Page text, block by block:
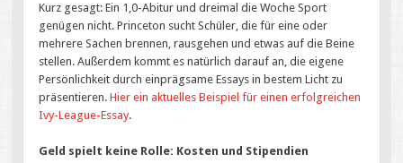
Kurz gesagt: Ein 1,0-Abitur und dreimal die Woche Sport
genügen nicht. Princeton sucht Schüler, die für eine oder
mehrere Sachen brennen, rausgehen und etwas auf die Beine
stellen. Außerdem kommt es natürlich darauf an, die eigene
Persönlichkeit durch einprägsame Essays in bestem Licht zu
präsentieren.Hier ein aktuelles Beispiel für einen erfolgreichen
Ivy-League-Essay.
Geld spielt keine Rolle: Kosten und Stipendien